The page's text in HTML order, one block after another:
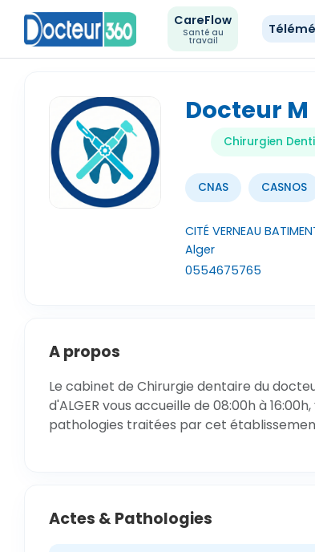
CareFlow
Santé au
travail
Docteur M
Chirurgien
CNAS CASNOS
CITÉ VERNEAU
Alger
0554675765
A propos
Le cabinet de Chirurgie dentaire du
d'ALGER vous accueille de 08:00h à
pathologies traitées par cet
Actes & Pathologies